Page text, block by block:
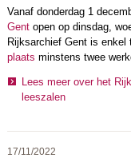
Vanaf donderdag 1
Gentopen op dinsdag,
Rijksarchief Gent is enkel
plaats minstens twee
Lees meer over het
leeszalen
17/11/2022